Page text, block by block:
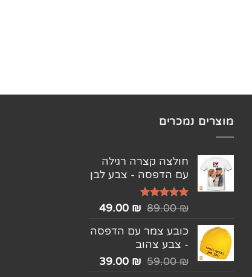
מוצרים נמכרים
חולצה קצרה רגילה
עם הדפסה - צבע לבן
דורג5.00
89.00₪
49.00 ₪
כובע צמר עם הדפסה
- צבע צהוב
59.00₪
39.00 ₪